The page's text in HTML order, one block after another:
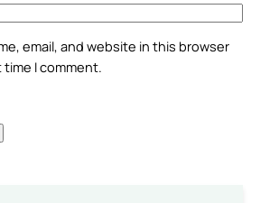
email, and website in this browser
I comment.